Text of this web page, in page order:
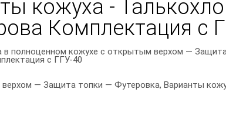
кожуха -
Комплектация с
в полноценном кожухе с открытым верхом —
с ГГУ-40
— Защита топки — Футеровка, Варианты